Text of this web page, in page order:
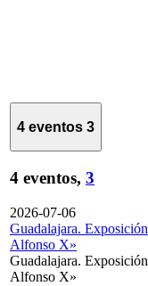
4 eventos 3
4 eventos, 3
2026-07-06
Guadalajara.
Alfonso X»
Guadalajara.
Alfonso X»